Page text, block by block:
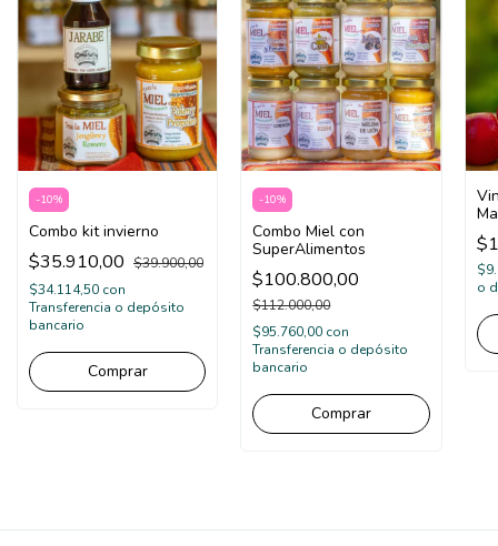
-10%
Combo kit invierno
$35.910,00 $39.900,00
$34.114,50 con
Transferencia o depósito
bancario
-10%
Combo Miel con
SuperAlimentos
$100.800,00
$112.000,00
$95.760,00 con
Transferencia o depósito
bancario
o